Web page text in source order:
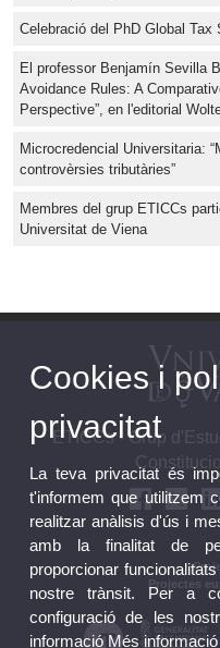
Celebració del PhD Global Tax
El professor Benjamín Sevilla
Avoidance Rules: A
Perspective”, en l'editorial
Microcredencial Universitaria:
controvèrsies tributàries”
Membres del grup ETICCs
Universitat de Viena
ETICCs - Grup
Projectes
Cookies i
privacitat
La teva privacitat és
t'informem que utilitzem
realitzar anàlisis d'ús i
amb la finalitat de
proporcionar
nostre trànsit. Per a
configuració de les
informacióMés informació